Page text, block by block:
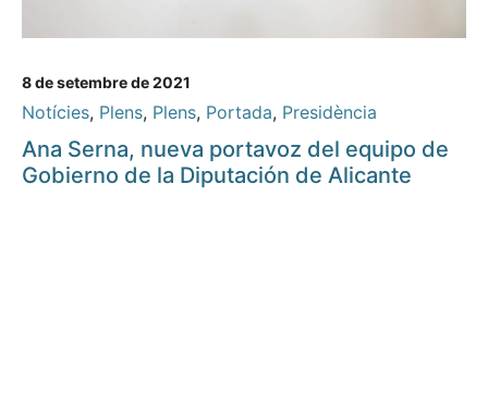
8 de setembre de 2021
Notícies, Plens, Plens, Portada, Presidència
Ana Serna, nueva portavoz del equipo de
Gobierno de la Diputación de Alicante